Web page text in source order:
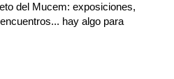
del Mucem: exposiciones,
hay algo para